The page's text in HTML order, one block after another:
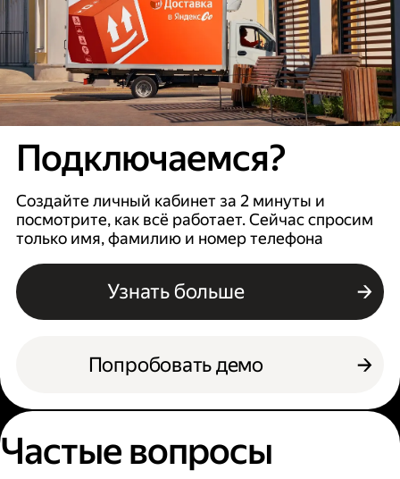
Подключаемся?
Создайте личный кабинет за 2 минуты и
посмотрите, как всё работает. Сейчас спросим
только имя, фамилию и номер телефона
Узнать больше
Попробовать демо
Частые вопросы